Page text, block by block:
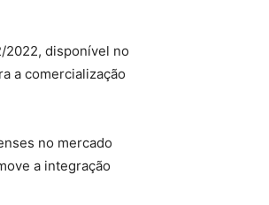
2022, disponível no
a comercialização
no mercado
a integração